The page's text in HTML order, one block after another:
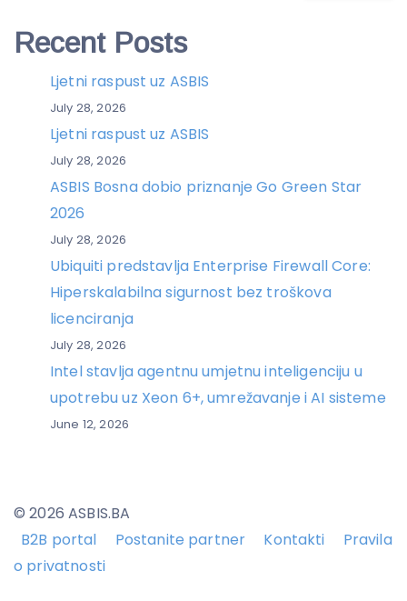
Recent Posts
Ljetni raspust uz ASBIS
July 28, 2026
Ljetni raspust uz ASBIS
July 28, 2026
ASBIS Bosna dobio priznanje Go Green Star
2026
July 28, 2026
Ubiquiti predstavlja Enterprise Firewall Core:
Hiperskalabilna sigurnost bez troškova
licenciranja
July 28, 2026
Intel stavlja agentnu umjetnu inteligenciju u
upotrebu uz Xeon 6+, umrežavanje i AI sisteme
June 12, 2026
© 2026 ASBIS.BA
B2B portal
Postanite partner Kontakti
Pravila
o privatnosti